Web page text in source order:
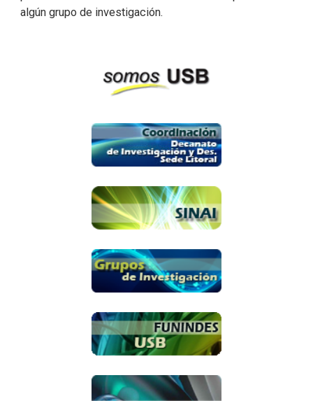
algún grupo de investigación.